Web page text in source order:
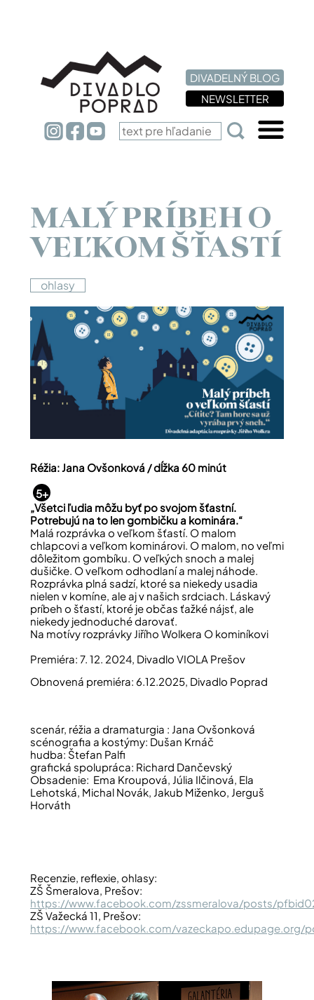
DIVADELNÝ BLOG
NEWSLETTER
MALÝ PRÍBEH O
VEĽKOM ŠŤASTÍ
ohlasy
Réžia: Jana Ovšonková / dĺžka 60 minút
5+
„Všetci ľudia môžu byť po svojom šťastní.
Potrebujú na to len gombičku a kominára.“
Malá rozprávka o veľkom šťastí. O malom
chlapcovi a veľkom kominárovi. O malom, no veľmi
dôležitom gombíku. O veľkých snoch a malej
dušičke. O veľkom odhodlaní a malej náhode.
Rozprávka plná sadzí, ktoré sa niekedy usadia
nielen v komíne, ale aj v našich srdciach. Láskavý
príbeh o šťastí, ktoré je občas ťažké nájsť, ale
niekedy jednoduché darovať.
Na motívy rozprávky Jiřího Wolkera O kominíkovi
Premiéra: 7. 12. 2024, Divadlo VIOLA Prešov
Obnovená premiéra: 6.12.2025, Divadlo Poprad
scenár, réžia a dramaturgia : Jana Ovšonková
scénografia a kostýmy: Dušan Krnáč
hudba: Štefan Palfi
grafická spolupráca: Richard Dančevský
Obsadenie: Ema Kroupová, Júlia Ilčinová, Ela
Lehotská, Michal Novák, Jakub Miženko, Jerguš
Horváth
Recenzie, reflexie, ohlasy:
ZŠ Šmeralova, Prešov:
https://www.facebook.com/zssmeralova/posts/
ZŠ Važecká 11, Prešov:
https://www.facebook.com/vazeckapo.edupage.org/